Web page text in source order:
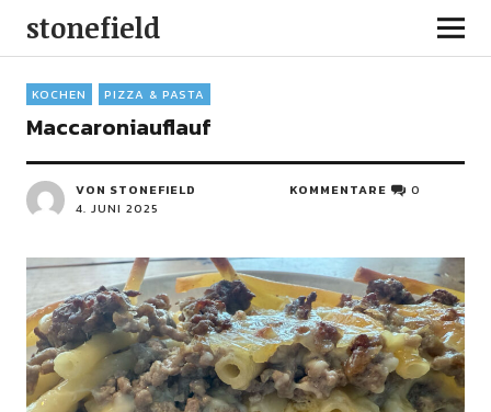
stonefield
KOCHEN PIZZA & PASTA
Maccaroniauflauf
VON STONEFIELD
4. JUNI 2025
KOMMENTARE 0